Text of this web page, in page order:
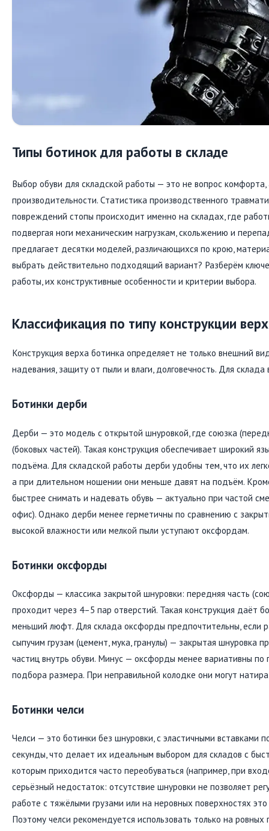
Типы ботинок для работы в складе
Выбор обуви для складской работы — это не вопрос комфорта,
производительности. Статистика производственного
повреждений стопы происходит именно на складах, где
подвергая ноги механическим нагрузкам, скольжению и
предлагает десятки моделей, различающихся по крою,
выбрать действительно подходящий вариант? Разберём
работы, их конструктивные особенности и критерии выбора.
Классификация по типу конструкции
Конструкция верха ботинка определяет не только внешний
надевания, защиту от пыли и влаги, долговечность. Для
Ботинки дерби
Дерби — это модель с открытой шнуровкой, где союзка
(боковых частей). Такая конструкция обеспечивает широкий
подъёма. Для складской работы дерби удобны тем, что их
а при длительном ношении они меньше давят на подъём.
быстрее снимать и надевать обувь — актуально при частой
офис). Однако дерби менее герметичны по сравнению с
высокой влажности или мелкой пыли уступают оксфордам.
Ботинки оксфорды
Оксфорды — классика закрытой шнуровки: передняя часть
проходит через 4–5 пар отверстий. Такая конструкция даёт
меньший люфт. Для склада оксфорды предпочтительны, если
сыпучим грузам (цемент, мука, гранулы) — закрытая шнуровка
частиц внутрь обуви. Минус — оксфорды менее вариативны
подбора размера. При неправильной колодке они могут
Ботинки челси
Челси — это ботинки без шнуровки, с эластичными вставками
секунды, что делает их идеальным выбором для складов с
которым приходится часто переобуваться (например, при
серьёзный недостаток: отсутствие шнуровки не позволяет
работе с тяжёлыми грузами или на неровных поверхностях
Поэтому челси рекомендуется использовать только на